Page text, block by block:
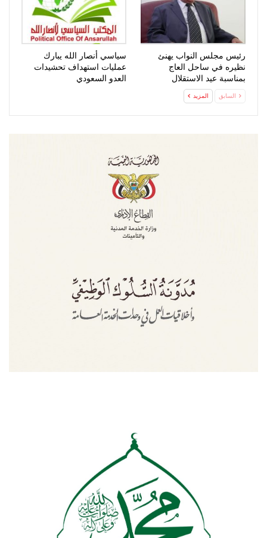
رئيس مجلس النواب يهنئ
نظيره في ساحل العاج
بمناسبة عيد الاستقلال
سياسي أنصار الله يبارك
عمليات استهداف تحشيدات
العدو السعودي
السابق المزيد